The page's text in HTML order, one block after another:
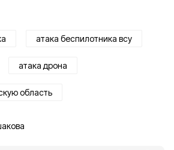
атака беспилотника всу
атака дрона
область